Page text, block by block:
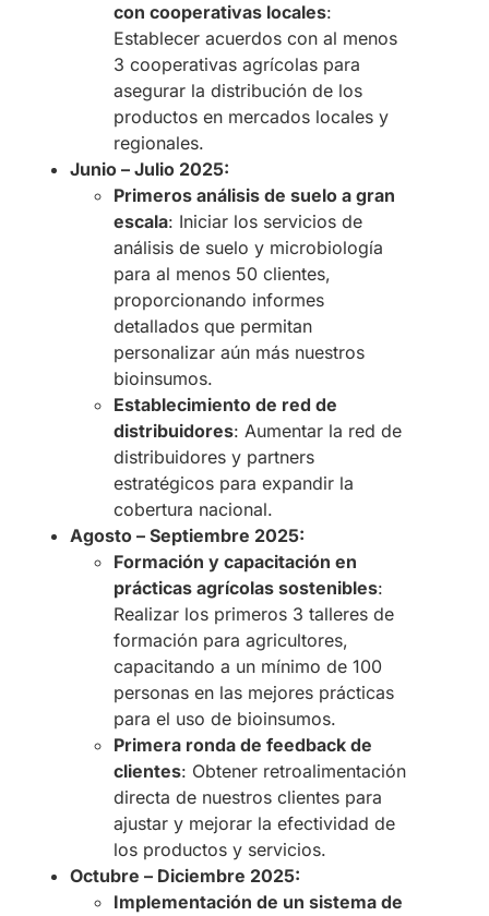
con cooperativas locales:
Establecer acuerdos con al menos
3 cooperativas agrícolas para
asegurar la distribución de los
productos en mercados locales y
regionales.
Junio – Julio 2025:
Primeros análisis de suelo a gran
escala: Iniciar los servicios de
análisis de suelo y microbiología
para al menos 50 clientes,
proporcionando informes
detallados que permitan
personalizar aún más nuestros
bioinsumos.
Establecimiento de red de
distribuidores: Aumentar la red de
distribuidores y partners
estratégicos para expandir la
cobertura nacional.
Agosto – Septiembre 2025:
Formación y capacitación en
prácticas agrícolas sostenibles:
Realizar los primeros 3 talleres de
formación para agricultores,
capacitando a un mínimo de 100
personas en las mejores prácticas
para el uso de bioinsumos.
Primera ronda de feedback de
clientes: Obtener retroalimentación
directa de nuestros clientes para
ajustar y mejorar la efectividad de
los productos y servicios.
Octubre – Diciembre 2025:
Implementación de un sistema de